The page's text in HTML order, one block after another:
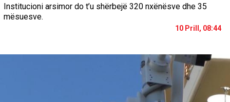
Institucioni arsimor do t’u shërbejë 320 nxënësve dhe 35
mësuesve.
10 Prill, 08:44